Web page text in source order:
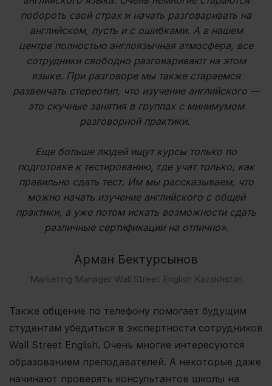
побороть свой страх и начать разговаривать на
английском, пусть и с ошибками. А в нашем
центре полностью англоязычная атмосфера, все
сотрудники свободно разговаривают на этом
языке. При разговоре мы также стараемся
развенчать стереотип, что изучение английского —
это скучные занятия в группах с минимумом
разговорной практики.
Еще больше людей ищут курсы только по
подготовке к тестированию, где учат только, как
правильно сдать тест. Им мы рассказываем, что
можно начать изучение английского с общей
практики, а уже потом искать возможности сдать
различные сертификации на отлично».
Арман Бектурсынов
Marketing Manager Wall Street English Kazakhstan
Также общение по телефону помогает будущим
студентам убедиться в экспертности сотрудников
Wall Street English. Очень многие интересуются
образованием преподавателей. А некоторые даже
начинают проверять консультантов школы на